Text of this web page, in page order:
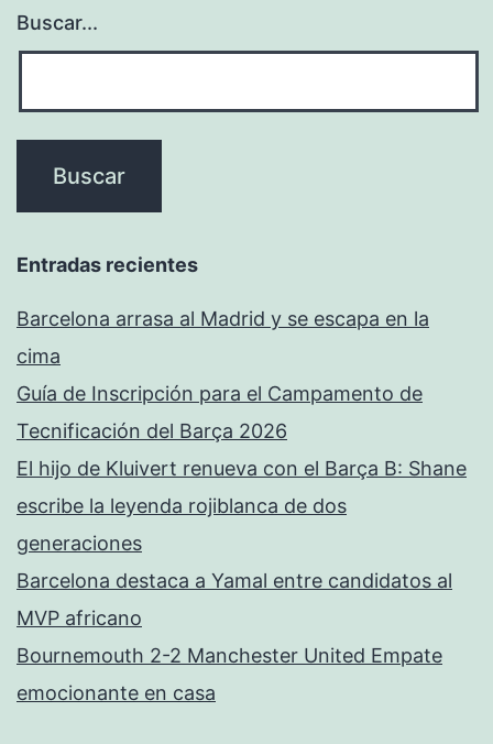
Buscar...
Entradas recientes
Barcelona arrasa al Madrid y se escapa en la
cima
Guía de Inscripción para el Campamento de
Tecnificación del Barça 2026
El hijo de Kluivert renueva con el Barça B: Shane
escribe la leyenda rojiblanca de dos
generaciones
Barcelona destaca a Yamal entre candidatos al
MVP africano
Bournemouth 2-2 Manchester United Empate
emocionante en casa